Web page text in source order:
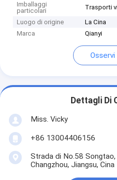
Imballaggi
particolari
Trasporti
Luogo di origine
La Cina
Marca
Qianyi
Osservi
Dettagli Di
Miss. Vicky
+86 13004406156
Strada di No.58
Changzhou, Jiangsu, Cina